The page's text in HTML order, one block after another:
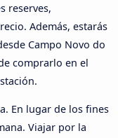
reserves,
Además, estarás
Campo Novo do
comprarlo en el
En lugar de los fines
Viajar por la